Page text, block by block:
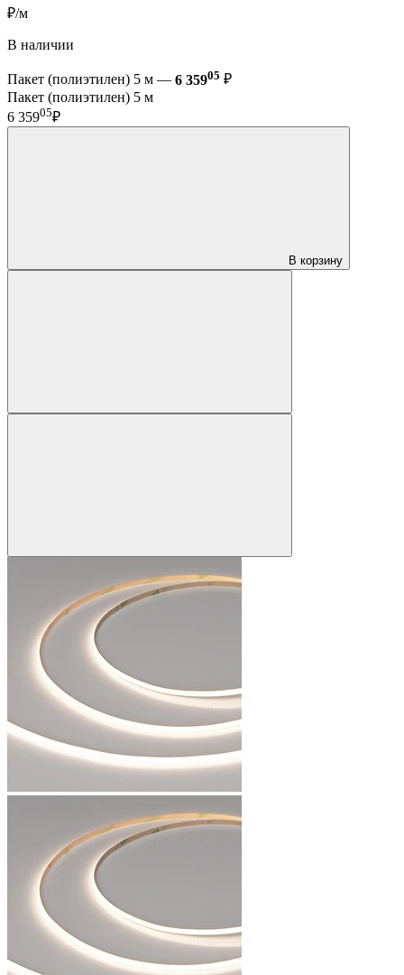
₽/м
В наличии
Пакет (полиэтилен) 5 м — 6 35905 ₽
Пакет (полиэтилен) 5 м
6 35905₽
В корзину